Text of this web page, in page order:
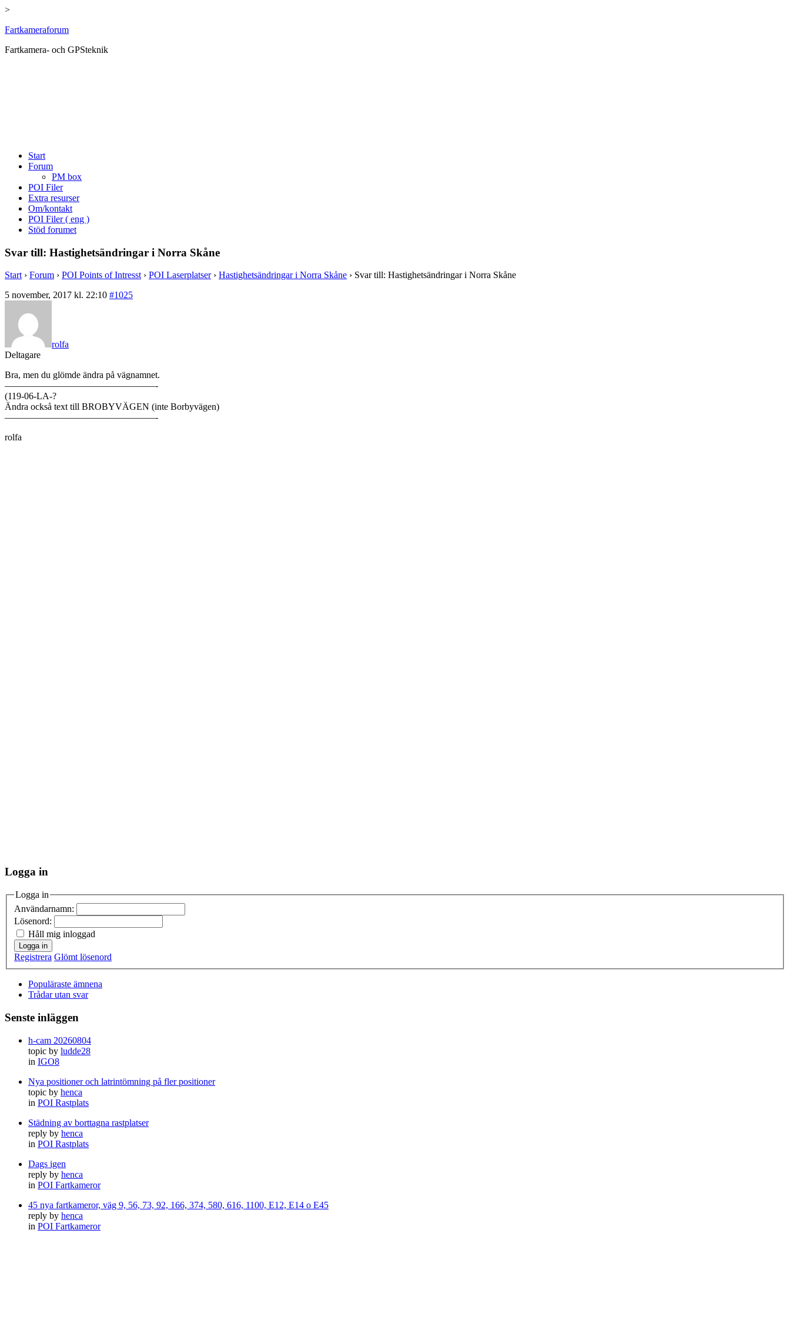
>
Hoppa
innehåll
Fartkameraforum
Fartkamera- och GPSteknik
Start
Forum
PM box
POI Filer
Extra resurser
Om/kontakt
POI Filer ( eng )
Stöd forumet
Svar till: Hastighetsändringar i Norra Skåne
Start › Forum › POI Points of Intresst › POI Laserplatser › Hastighetsändringar i Norra Skåne › Svar till: Hastighetsändringar i Norra Skåne
5 november, 2017 kl. 22:10 #1025
rolfa
Deltagare
Bra, men du glömde ändra på vägnamnet.
————————————————-
(119-06-LA-?
Ändra också text till BROBYVÄGEN (inte Borbyvägen)
————————————————-
rolfa
Logga in
Logga in
Användarnamn:
Lösenord:
Håll mig inloggad
Logga in
Registrera Glömt lösenord
Populäraste ämnena
Trådar utan svar
Senste inläggen
h-cam 20260804
topic by ludde28
in IGO8
Nya positioner och latrintömning på fler positioner
topic by henca
in POI Rastplats
Städning av borttagna rastplatser
reply by henca
in POI Rastplats
Dags igen
reply by henca
in POI Fartkameror
45 nya fartkameror, väg 9, 56, 73, 92, 166, 374, 580, 616, 1100, E12, E14 o E45
reply by henca
in POI Fartkameror